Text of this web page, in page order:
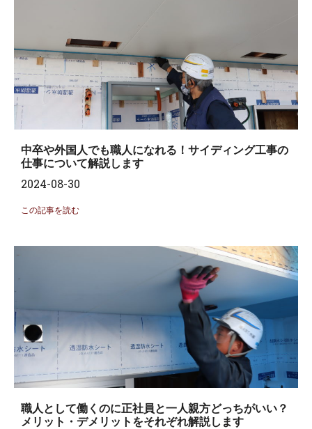
中卒や外国人でも職人になれる！サイディング工事の
仕事について解説します
2024-08-30
この記事を読む
職人として働くのに正社員と一人親方どっちがいい？
メリット・デメリットをそれぞれ解説します